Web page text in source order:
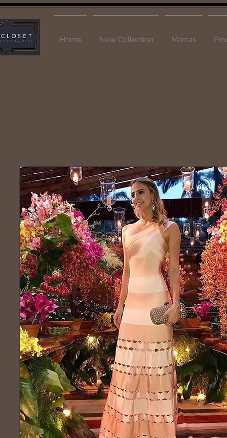
Home New Collection Marcas